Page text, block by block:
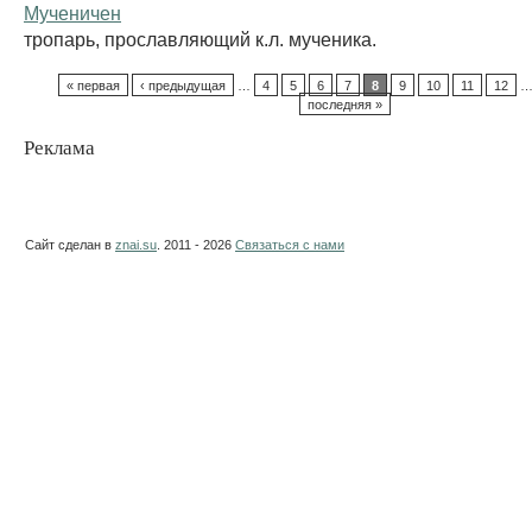
Мученичен
тропарь, прославляющий к.л. мученика.
« первая ‹ предыдущая 4 5 6 7 8 9 10 11 12
последняя »
Реклама
Сайт сделан в znai.su . 2011 - 2026 Связаться с нами